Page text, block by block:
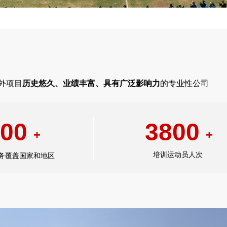
项目 历史悠久、业绩丰富、具有广泛影响力的专业性公司
3800 +
+
培训运动员人次
覆盖国家和地区